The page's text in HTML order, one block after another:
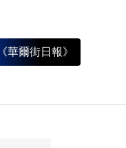
華爾街日報》